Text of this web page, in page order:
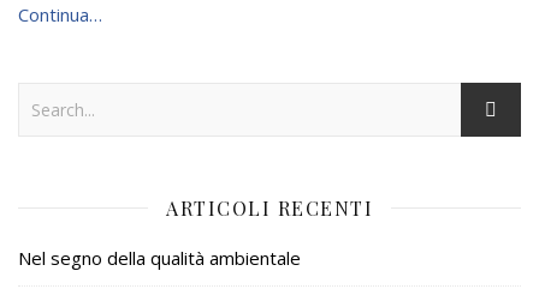
Continua…
ARTICOLI RECENTI
Nel segno della qualità ambientale